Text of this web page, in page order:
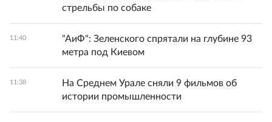
стрельбы по собаке
11:40
"АиФ": Зеленского спрятали на глубине 93
метра под Киевом
11:38
На Среднем Урале сняли 9 фильмов об
истории промышленности